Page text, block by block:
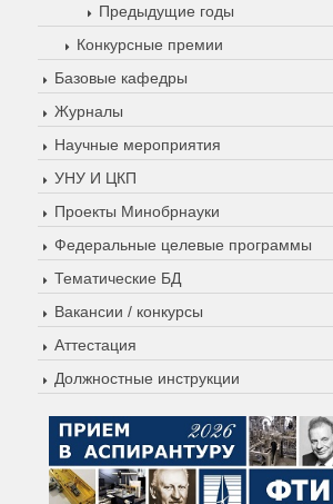
Предыдущие годы
Конкурсные премии
Базовые кафедры
Журналы
Научные мероприятия
УНУ И ЦКП
Проекты Минобрнауки
Федеральные целевые программы
Тематические БД
Вакансии / конкурсы
Аттестация
Должностные инструкции